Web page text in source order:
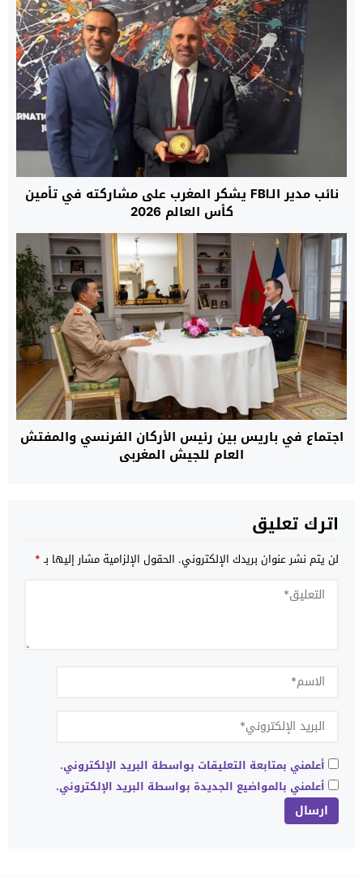
نائب مدير الـFBI يشكر المغرب على مشاركته في تأمين
كأس العالم 2026
اجتماع في باريس بين رئيس الأركان الفرنسي والمفتش
العام للجيش المغربي
اترك تعليق
لن يتم نشر عنوان بريدك الإلكتروني. الحقول الإلزامية مشار إليها بـ*
أعلمني بمتابعة التعليقات بواسطة البريد الإلكتروني.
أعلمني بالمواضيع الجديدة بواسطة البريد الإلكتروني.